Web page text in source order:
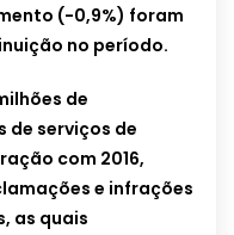
(-0,9%) foram
no período.
de
de serviços de
com 2016,
e infrações
as quais